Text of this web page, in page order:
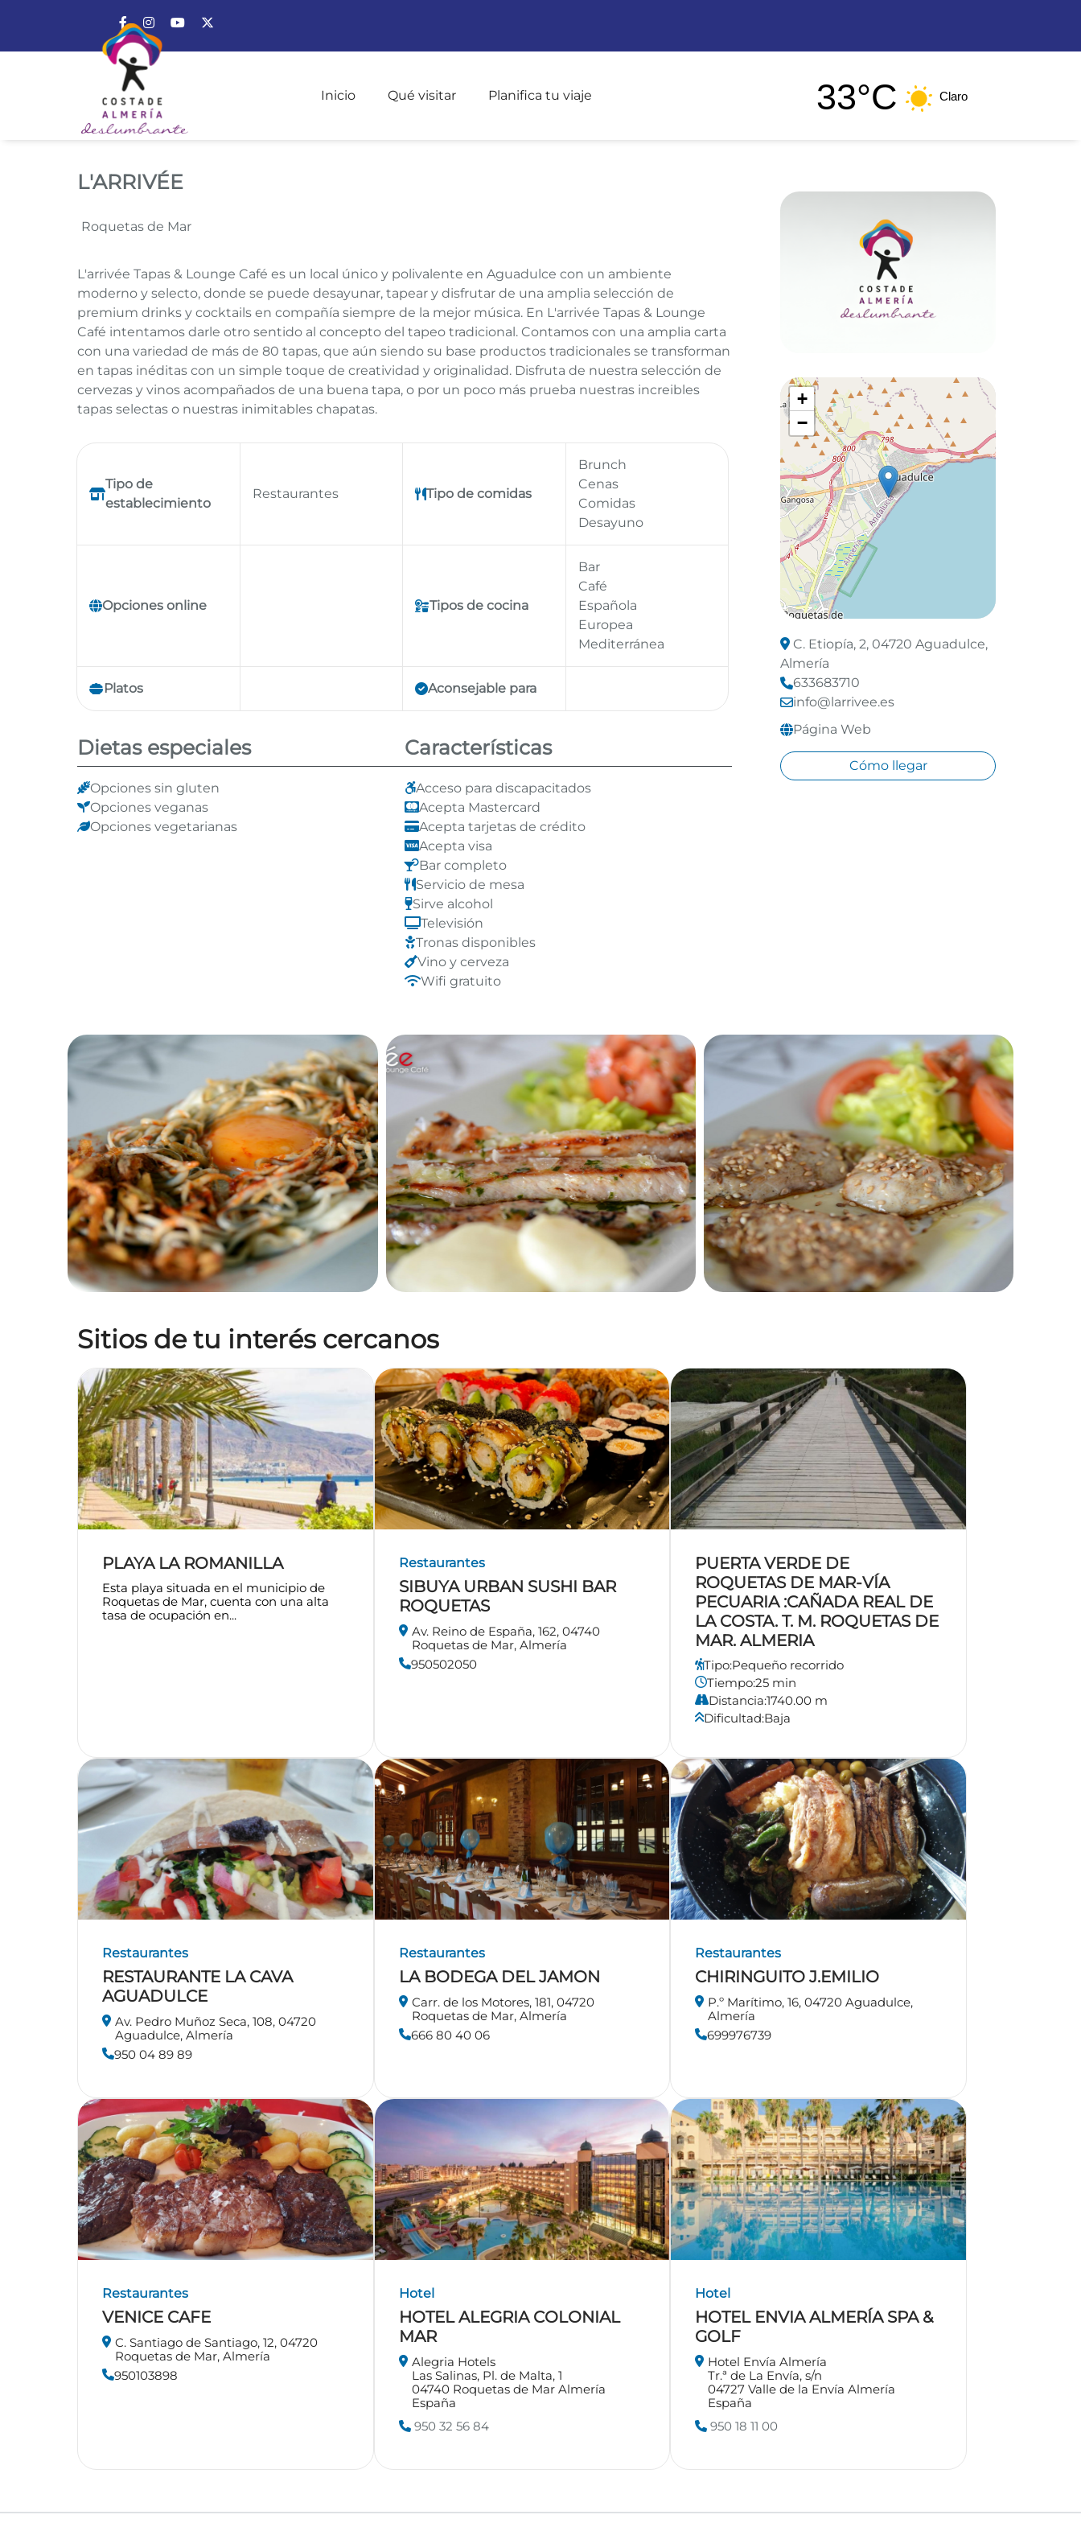
Enlace a Facebook
Enlace a Instagram
Enlace a Youtube Channel
Inicio Qué visitar Planifica tu viaje 33°C Claro
L'ARRIVÉE
L'ARRIVÉE
Roquetas de Mar
L'arrivée Tapas & Lounge Café es un local único y polivalente en Aguadulce con un ambiente
moderno y selecto, donde se puede desayunar, tapear y disfrutar de una amplia selección de
premium drinks y cocktails en compañía siempre de la mejor música. En L'arrivée Tapas & Lounge
Café intentamos darle otro sentido al concepto del tapeo tradicional. Contamos con una amplia carta
con una variedad de más de 80 tapas, que aún siendo su base productos tradicionales se transforman
en tapas inéditas con un simple toque de creatividad y originalidad. Disfruta de nuestra selección de
cervezas y vinos acompañados de una buena tapa, o por un poco más prueba nuestras increibles
tapas selectas o nuestras inimitables chapatas.
Tipo de
establecimiento
Restaurantes Tipo de comidas
Brunch
Cenas
Comidas
Desayuno
Opciones online Tipos de cocina
Bar
Café
Española
Europea
Mediterránea
Platos Aconsejable para
Dietas especiales
Opciones sin gluten
Opciones veganas
Opciones vegetarianas
Características
Acceso para discapacitados
Acepta Mastercard
Acepta tarjetas de crédito
Acepta visa
Bar completo
Servicio de mesa
Sirve alcohol
Televisión
Tronas disponibles
Vino y cerveza
Wifi gratuito
+
−
C. Etiopía, 2, 04720 Aguadulce,
Almería
633683710
info@larrivee.es
Página Web
Cómo llegar
Sitios de tu interés cercanos
PLAYA LA ROMANILLA
Esta playa situada en el municipio de
Roquetas de Mar, cuenta con una alta
tasa de ocupación en...
Restaurantes
SIBUYA URBAN SUSHI BAR
ROQUETAS
Av. Reino de España, 162, 04740
Roquetas de Mar, Almería
950502050
PUERTA VERDE DE
ROQUETAS DE MAR-VÍA
PECUARIA :CAÑADA REAL DE
LA COSTA. T. M. ROQUETAS DE
MAR. ALMERIA
Tipo:Pequeño recorrido
Tiempo:25 min
Distancia:1740.00 m
Dificultad:Baja
Restaurantes
RESTAURANTE LA CAVA
AGUADULCE
Av. Pedro Muñoz Seca, 108, 04720
Aguadulce, Almería
950 04 89 89
Restaurantes
LA BODEGA DEL JAMON
Carr. de los Motores, 181, 04720
Roquetas de Mar, Almería
666 80 40 06
Restaurantes
CHIRINGUITO J.EMILIO
P.º Marítimo, 16, 04720 Aguadulce,
Almería
699976739
Restaurantes
VENICE CAFE
C. Santiago de Santiago, 12, 04720
Roquetas de Mar, Almería
950103898
Hotel
HOTEL ALEGRIA COLONIAL
MAR
Alegria Hotels
Las Salinas, Pl. de Malta, 1
04740 Roquetas de Mar Almería
España
950 32 56 84
Hotel
HOTEL ENVIA ALMERÍA SPA &
GOLF
Hotel Envía Almería
Tr.ª de La Envía, s/n
04727 Valle de la Envía Almería
España
950 18 11 00